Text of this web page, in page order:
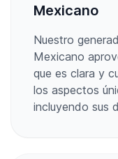
Mexicano
Nuestro
Mexicano
que es clara y
los aspectos
incluyendo sus